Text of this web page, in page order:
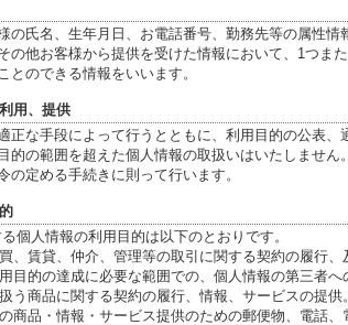
の氏名、生年月日、お電話番号、勤務先等の属性
の他お客様から提供を受けた情報において、1つま
とのできる情報をいいます。
用、提供
正な手段によって行うとともに、利用目的の公表
的の範囲を超えた個人情報の取扱いはいたしません
の定める手続きに則って行います。
個人情報の利用目的は以下のとおりです。
、賃貸、仲介、管理等の取引に関する契約の履行、
目的の達成に必要な範囲での、個人情報の第三者へ
う商品に関する契約の履行、情報、サービスの提供。
の商品・情報・サービス提供のための郵便物、電話